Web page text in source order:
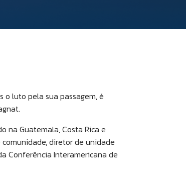
o luto pela sua passagem, é
na Guatemala, Costa Rica e
diretor de unidade
Conferência Interamericana de